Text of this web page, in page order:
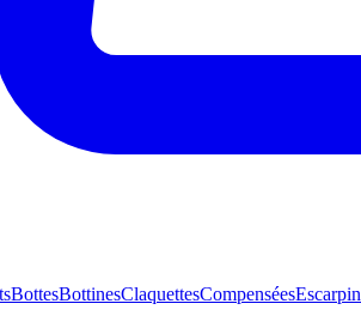
BottesBottinesClaquettesCompensées